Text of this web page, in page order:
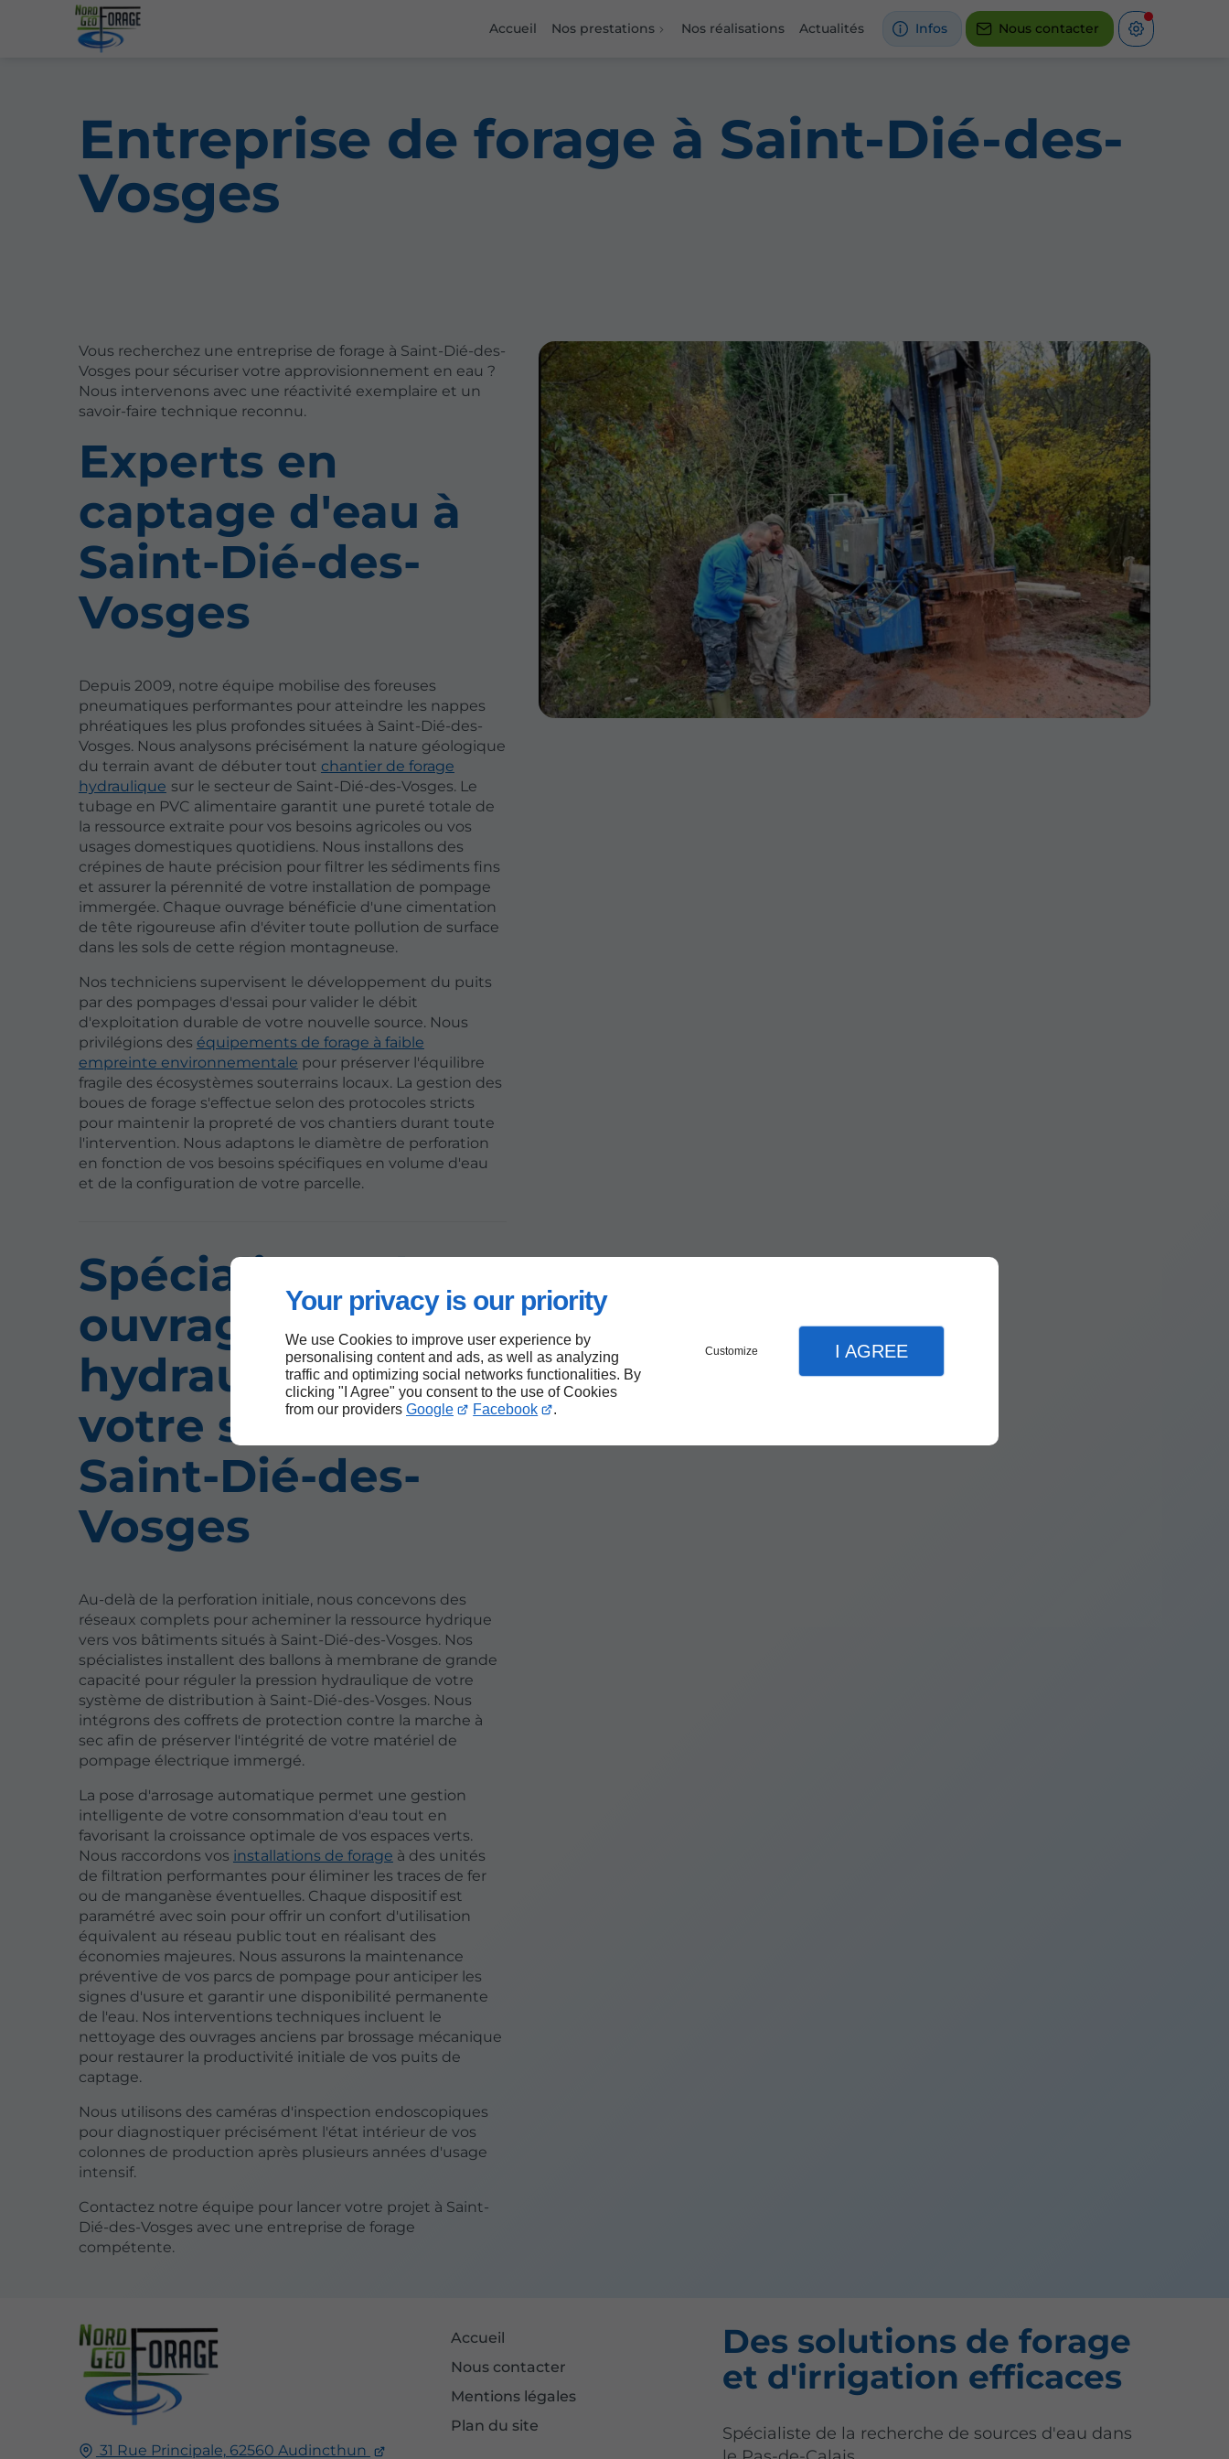
Your privacy is our priority
We use Cookies to improve user experience by
personalising content and ads, as well as analyzing
traffic and optimizing social networks functionalities. By
clicking "I Agree" you consent to the use of Cookies
from our providers Google Facebook .
Customize I AGREE
Accueil Nos prestations Nos réalisations Actualités Infos Nous contacter
Entreprise de forage à Saint-Dié-des-
Vosges
Vous recherchez une entreprise de forage à Saint-Dié-des-
Vosges pour sécuriser votre approvisionnement en eau ?
Nous intervenons avec une réactivité exemplaire et un
savoir-faire technique reconnu.
Experts en
captage d'eau à
Saint-Dié-des-
Vosges
Depuis 2009, notre équipe mobilise des foreuses
pneumatiques performantes pour atteindre les nappes
phréatiques les plus profondes situées à Saint-Dié-des-
Vosges. Nous analysons précisément la nature géologique
du terrain avant de débuter tout chantier de forage
hydraulique sur le secteur de Saint-Dié-des-Vosges. Le
tubage en PVC alimentaire garantit une pureté totale de
la ressource extraite pour vos besoins agricoles ou vos
usages domestiques quotidiens. Nous installons des
crépines de haute précision pour filtrer les sédiments fins
et assurer la pérennité de votre installation de pompage
immergée. Chaque ouvrage bénéficie d'une cimentation
de tête rigoureuse afin d'éviter toute pollution de surface
dans les sols de cette région montagneuse.
Nos techniciens supervisent le développement du puits
par des pompages d'essai pour valider le débit
d'exploitation durable de votre nouvelle source. Nous
privilégions des équipements de forage à faible
empreinte environnementale pour préserver l'équilibre
fragile des écosystèmes souterrains locaux. La gestion des
boues de forage s'effectue selon des protocoles stricts
pour maintenir la propreté de vos chantiers durant toute
l'intervention. Nous adaptons le diamètre de perforation
en fonction de vos besoins spécifiques en volume d'eau
et de la configuration de votre parcelle.
Spécialistes des
ouvrages
hydrauliques à
votre service à
Saint-Dié-des-
Vosges
Au-delà de la perforation initiale, nous concevons des
réseaux complets pour acheminer la ressource hydrique
vers vos bâtiments situés à Saint-Dié-des-Vosges. Nos
spécialistes installent des ballons à membrane de grande
capacité pour réguler la pression hydraulique de votre
système de distribution à Saint-Dié-des-Vosges. Nous
intégrons des coffrets de protection contre la marche à
sec afin de préserver l'intégrité de votre matériel de
pompage électrique immergé.
La pose d'arrosage automatique permet une gestion
intelligente de votre consommation d'eau tout en
favorisant la croissance optimale de vos espaces verts.
Nous raccordons vos installations de forage à des unités
de filtration performantes pour éliminer les traces de fer
ou de manganèse éventuelles. Chaque dispositif est
paramétré avec soin pour offrir un confort d'utilisation
équivalent au réseau public tout en réalisant des
économies majeures. Nous assurons la maintenance
préventive de vos parcs de pompage pour anticiper les
signes d'usure et garantir une disponibilité permanente
de l'eau. Nos interventions techniques incluent le
nettoyage des ouvrages anciens par brossage mécanique
pour restaurer la productivité initiale de vos puits de
captage.
Nous utilisons des caméras d'inspection endoscopiques
pour diagnostiquer précisément l'état intérieur de vos
colonnes de production après plusieurs années d'usage
intensif.
Contactez notre équipe pour lancer votre projet à Saint-
Dié-des-Vosges avec une entreprise de forage
compétente.
31 Rue Principale, 62560 Audincthun
Accueil
Nous contacter
Mentions légales
Plan du site
Des solutions de forage
et d'irrigation efficaces
Spécialiste de la recherche de sources d'eau dans